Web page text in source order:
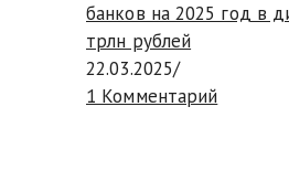
банков на 2025 год в
трлн рублей
22.03.2025/
1 Комментарий